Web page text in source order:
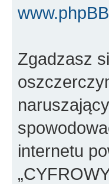
Zgadzasz
internetu